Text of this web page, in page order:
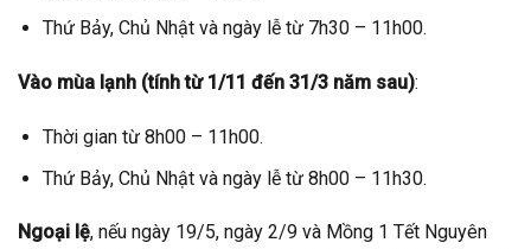
Thứ Bảy, Chủ Nhật và ngày lễ từ 7h30 – 11h00.
Vào mùa lạnh (tính từ 1/11 đến 31/3 năm sau):
Thời gian từ 8h00 – 11h00.
Thứ Bảy, Chủ Nhật và ngày lễ từ 8h00 – 11h30.
Ngoại lệ, nếu ngày 19/5, ngày 2/9 và Mồng 1 Tết Nguyên